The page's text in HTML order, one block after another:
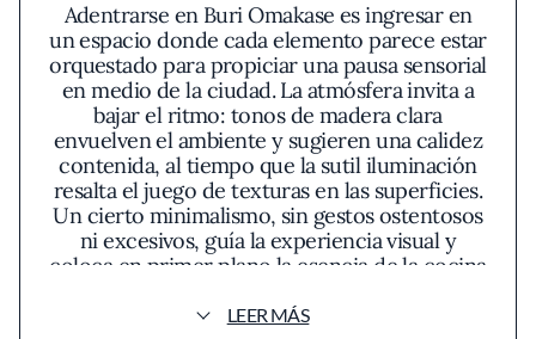
Adentrarse en Buri Omakase es ingresar en
un espacio donde cada elemento parece estar
orquestado para propiciar una pausa sensorial
en medio de la ciudad. La atmósfera invita a
bajar el ritmo: tonos de madera clara
envuelven el ambiente y sugieren una calidez
contenida, al tiempo que la sutil iluminación
resalta el juego de texturas en las superficies.
Un cierto minimalismo, sin gestos ostentosos
ni excesivos, guía la experiencia visual y
coloca en primer plano la esencia de la cocina
LEER MÁS